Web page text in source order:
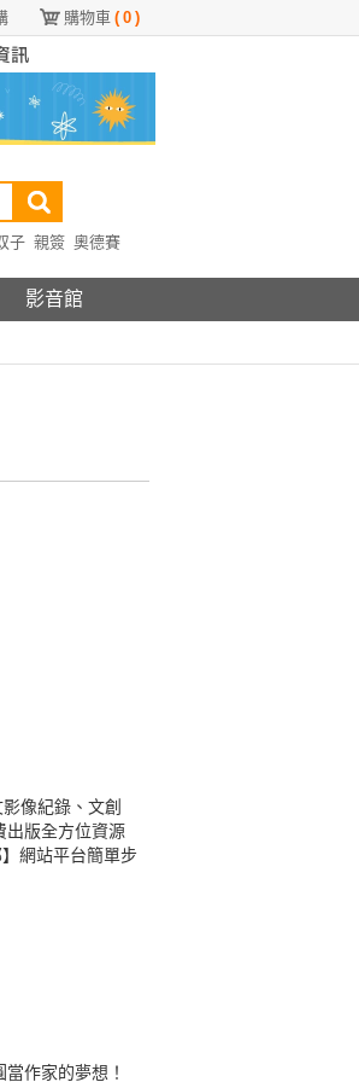
購物車 ( 0 )
子 親簽 奧德賽
影音館
像紀錄、文創
出版全方位資源
網站平台簡單步
作家的夢想！